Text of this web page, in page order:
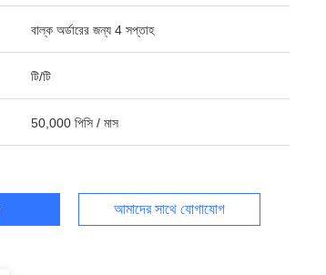
বাল্ক অর্ডারের জন্য 4 সপ্তাহ
টি/টি
50,000 পিসি / মাস
আমাদের সাথে যোগাযোগ